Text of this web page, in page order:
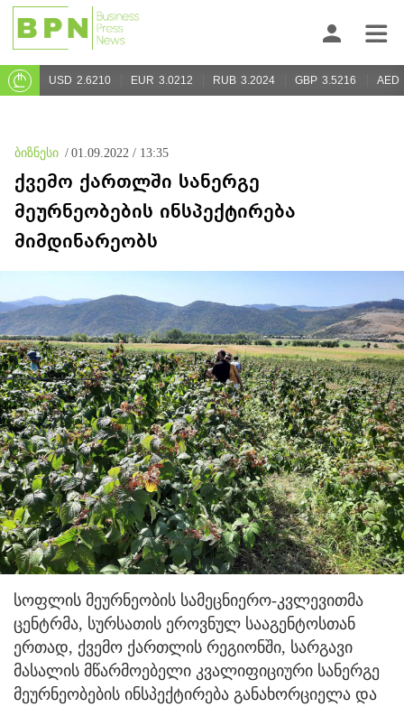
USD 2.6210 EUR 3.0212 RUB 3.2024 GBP 3.5216 AED
ბიზნესი / 01.09.2022 / 13:35
ქვემო ქართლში სანერგე
მეურნეობების ინსპექტირება
მიმდინარეობს
სოფლის მეურნეობის სამეცნიერო-კვლევითმა
ცენტრმა, სურსათის ეროვნულ სააგენტოსთან
ერთად, ქვემო ქართლის რეგიონში, სარგავი
მასალის მწარმოებელი კვალიფიციური სანერგე
მეურნეობების ინსპექტირება განახორციელა და